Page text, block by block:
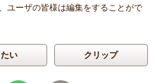
ユーザの皆様は編集をすることがで
い クリップ